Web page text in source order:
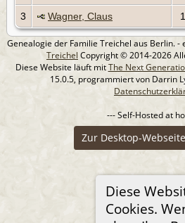
Diese
Cookies.
3 Wagner, Claus
Genealogie der Familie Treichel aus Berlin.
Treichel Copyright © 2014-2026
Diese Website läuft mitThe Next
15.0.5, programmiert von Darrin
--- Self-Hosted at
Zur Desktop-